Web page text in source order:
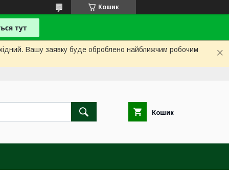
Кошик
Вашу заявку буде оброблено найближчим робочим
Кошик